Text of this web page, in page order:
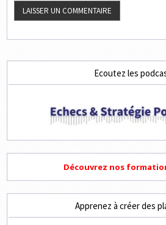
Ecoutez les
Découvrez nos
Apprenez à créer des